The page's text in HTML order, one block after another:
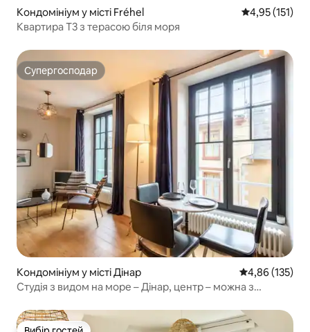
Кондомініум у місті Fréhel Середня
4,95 (151)
Квартира T3 з терасою біля моря
Супергосподар
Супергосподар
Кондомініум у місті Дінар Середня
4,86 (135)
Студія з видом на море – Дінар, центр – можна з